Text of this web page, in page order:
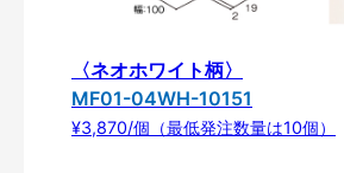
〈ネオホワイト柄〉
MF01-04WH-10151
¥3,870/個（最低発注数量は10個）